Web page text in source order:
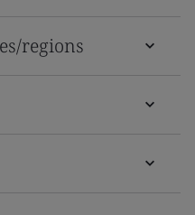
regions